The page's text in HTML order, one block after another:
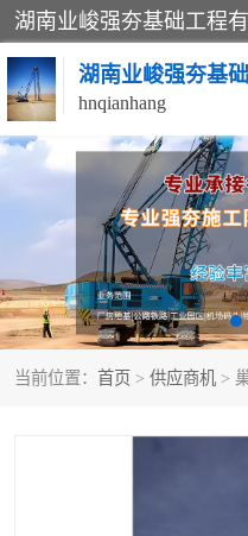
湖南业峻强夯基
hnqianhang
当前位置： 首页 > 供应商机 >
强夯施工案例
强夯施工工程
强夯队伍